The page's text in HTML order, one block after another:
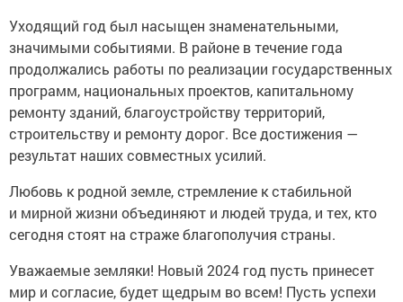
Уходящий год был насыщен знаменательными,
значимыми событиями. В районе в течение года
продолжались работы по реализации государственных
программ, национальных проектов, капитальному
ремонту зданий, благоустройству территорий,
строительству и ремонту дорог. Все достижения —
результат наших совместных усилий.
Любовь к родной земле, стремление к стабильной
и мирной жизни объединяют и людей труда, и тех, кто
сегодня стоят на страже благополучия страны.
Уважаемые земляки! Новый 2024 год пусть принесет
мир и согласие, будет щедрым во всем! Пусть успехи